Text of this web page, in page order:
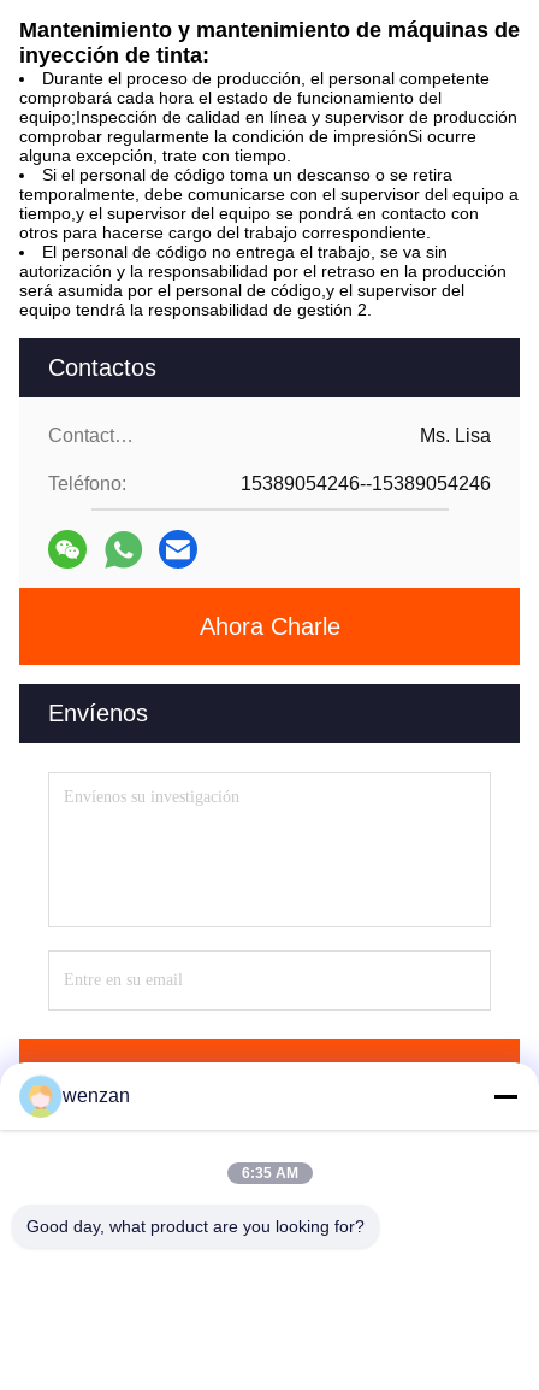
Contactos
Contactos: Ms. Lisa
Teléfono: 15389054246--15389054246
Ahora Charle
Envíenos
Mantenimiento y mantenimiento de máquinas de
inyección de tinta:
Durante el proceso de producción, el personal competente
comprobará cada hora el estado de funcionamiento del
equipo;Inspección de calidad en línea y supervisor de producción
comprobar regularmente la condición de impresiónSi ocurre
alguna excepción, trate con tiempo.
Si el personal de código toma un descanso o se retira
temporalmente, debe comunicarse con el supervisor del equipo a
tiempo,y el supervisor del equipo se pondrá en contacto con
otros para hacerse cargo del trabajo correspondiente.
El personal de código no entrega el trabajo, se va sin
autorización y la responsabilidad por el retraso en la producción
será asumida por el personal de código,y el supervisor del
equipo tendrá la responsabilidad de gestión 2.
wenzan
6:35 AM
Good day, what product are you looking for?